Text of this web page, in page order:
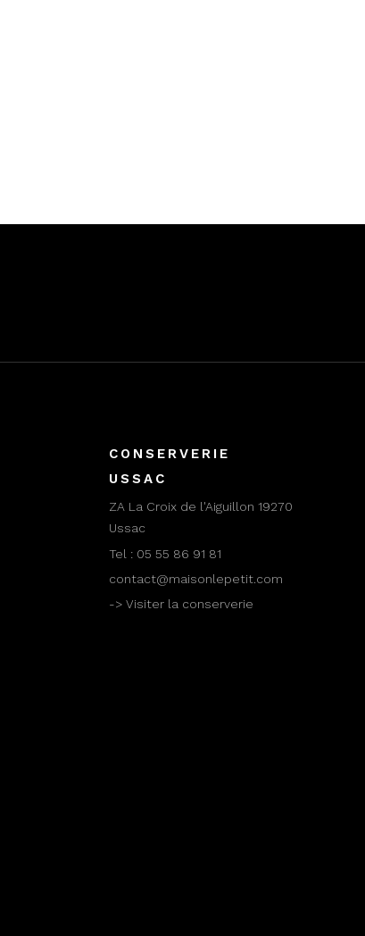
CONSERVERIE
USSAC
ZA La Croix de l'Aiguillon 19270
Ussac
Tel : 05 55 86 91 81
contact@maisonlepetit.com
-> Visiter la conserverie